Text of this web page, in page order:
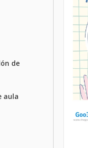
de
aula